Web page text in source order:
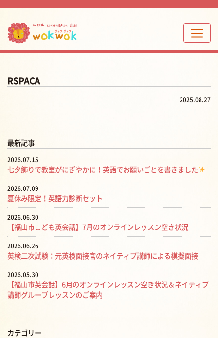
RSPACA
2025.08.27
最新記事
2026.07.15
七夕飾りで教室がにぎやかに！英語でお願いごとを書きました
2026.07.09
夏休み限定！英語力診断セット
2026.06.30
【福山市こども英会話】7月のオンラインレッスン空き状況
2026.06.26
英検二次試験：元英検面接官のネイティブ講師による模擬面接
2026.05.30
【福山市英会話】6月のオンラインレッスン空き状況＆ネイティブ
講師グループレッスンのご案内
カテゴリー